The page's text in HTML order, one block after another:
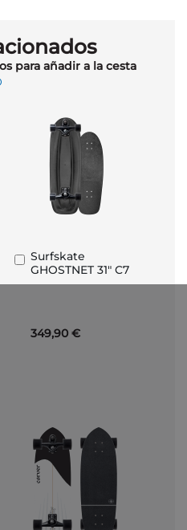
para añadir a la cesta
Surfskate
GHOSTNET 31" C7
349,90 €
Añadir
al
carrito